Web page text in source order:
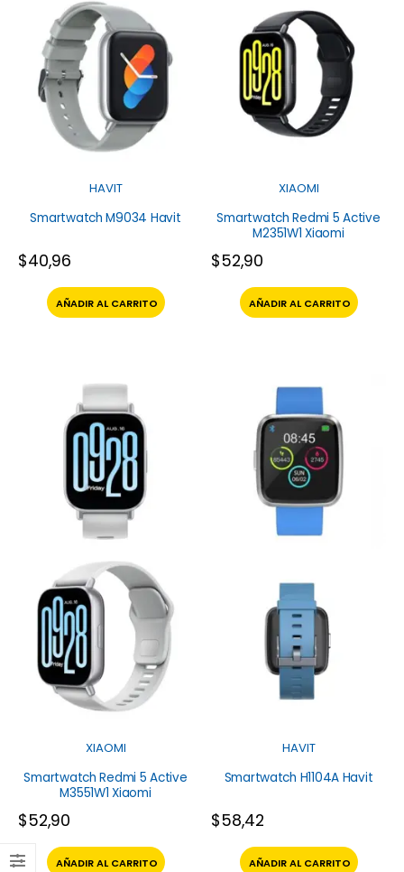
HAVIT
Smartwatch M9034 Havit
$40,96
AÑADIR AL CARRITO
XIAOMI
Smartwatch Redmi 5 Active
M2351W1 Xiaomi
$52,90
AÑADIR AL CARRITO
XIAOMI
Smartwatch Redmi 5 Active
M3551W1 Xiaomi
$52,90
AÑADIR AL CARRITO
HAVIT
Smartwatch H1104A Havit
$58,42
AÑADIR AL CARRITO